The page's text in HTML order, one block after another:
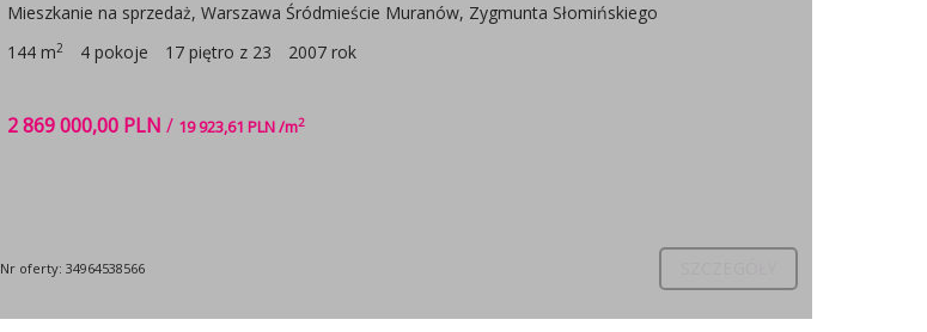
Mieszkanie na sprzedaż, Warszawa Śródmieście Muranów, Zygmunta Słomińskiego
144 m2 4 pokoje 17 piętro z 23 2007 rok
2 869 000,00 PLN / 19 923,61 PLN /m2
Nr oferty: 34964538566